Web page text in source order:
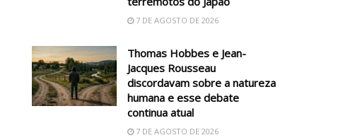
7 DE AGOSTO DE 2026
Thomas Hobbes e Jean-
Jacques Rousseau
discordavam sobre a natureza
humana e esse debate
continua atual
7 DE AGOSTO DE 2026